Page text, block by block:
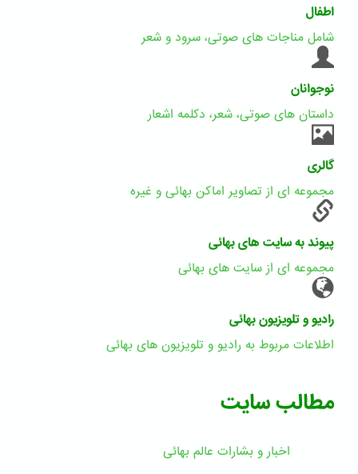
اطفال
شامل مناجات های صوتی، سرود و شعر
نوجوانان
داستان های صوتی، شعر، دکلمه اشعار
گالری
مجموعه ای از تصاویر اماکن بهائی و غیره
پیوند به سایت های بهائی
مجموعه ای از سایت های بهائی
رادیو و تلویزیون بهائی
اطلاعات مربوط به رادیو و تلویزیون های بهائی
مطالب سایت
اخبار و بشارات عالم بهائى